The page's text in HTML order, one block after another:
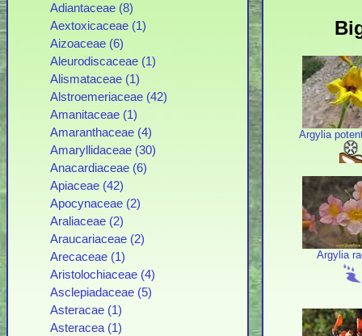
Adiantaceae (8)
Aextoxicaceae (1)
Aizoaceae (6)
Aleurodiscaceae (1)
Alismataceae (1)
Alstroemeriaceae (42)
Amanitaceae (1)
Amaranthaceae (4)
Amaryllidaceae (30)
Anacardiaceae (6)
Apiaceae (42)
Apocynaceae (2)
Araliaceae (2)
Araucariaceae (2)
Arecaceae (1)
Aristolochiaceae (4)
Asclepiadaceae (5)
Asteracae (1)
Asteracea (1)
Argylia
Argylia